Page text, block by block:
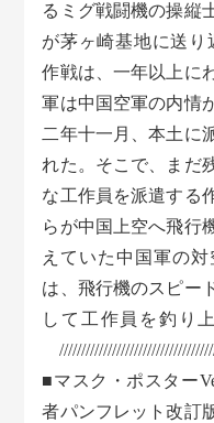
るミグ戦闘機の操縦
が茅ヶ崎基地に送
作戦は、一年以上に
軍は中国空軍の内情
二年十一月、本土に
れた。そこで、まだ
な工作員を派遣する
らが中国上空へ飛行
えていた中国軍の
は、飛行機のスピー
して工作員を釣り
■マスク・ポスター
者パンフレット改訂